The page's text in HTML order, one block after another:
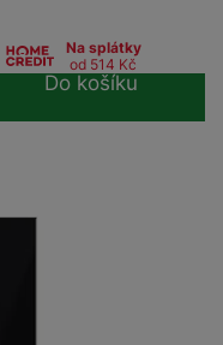
Na splátky
od 514 Kč
Do košíku